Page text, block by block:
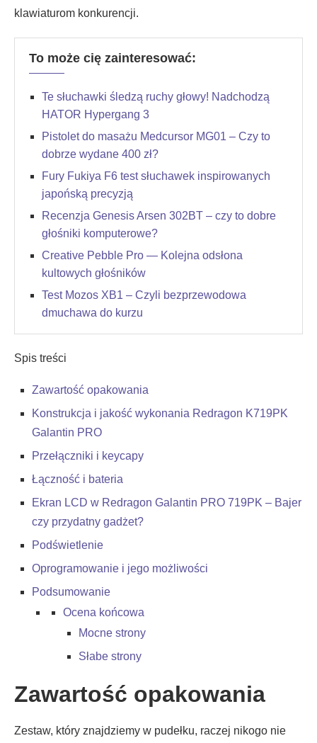
klawiaturom konkurencji.
To może cię zainteresować:
Te słuchawki śledzą ruchy głowy! Nadchodzą
HATOR Hypergang 3
Pistolet do masażu Medcursor MG01 – Czy to
dobrze wydane 400 zł?
Fury Fukiya F6 test słuchawek inspirowanych
japońską precyzją
Recenzja Genesis Arsen 302BT – czy to dobre
głośniki komputerowe?
Creative Pebble Pro — Kolejna odsłona
kultowych głośników
Test Mozos XB1 – Czyli bezprzewodowa
dmuchawa do kurzu
Spis treści
Zawartość opakowania
Konstrukcja i jakość wykonania Redragon K719PK
Galantin PRO
Przełączniki i keycapy
Łączność i bateria
Ekran LCD w Redragon Galantin PRO 719PK – Bajer
czy przydatny gadżet?
Podświetlenie
Oprogramowanie i jego możliwości
Podsumowanie
Ocena końcowa
Mocne strony
Słabe strony
Zawartość opakowania
Zestaw, który znajdziemy w pudełku, raczej nikogo nie